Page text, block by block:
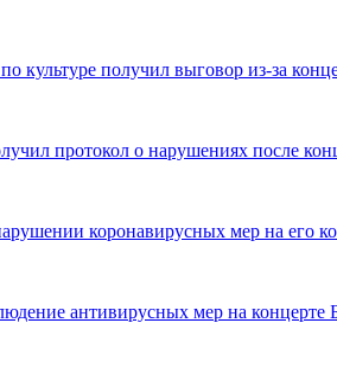
культуре получил выговор из-за
протокол о нарушениях после
коронавирусных мер на его
антивирусных мер на концерте